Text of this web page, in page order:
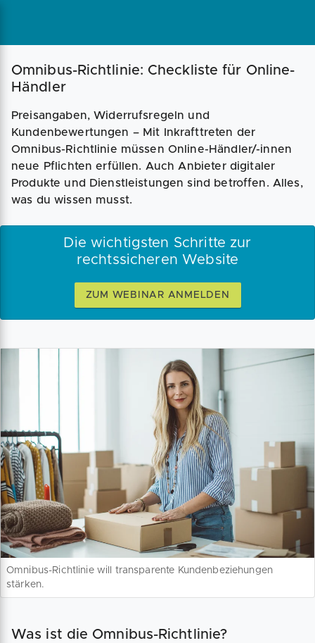
Omnibus-Richtlinie: Checkliste für Online-
Händler
Preisangaben, Widerrufsregeln und
Kundenbewertungen – Mit Inkrafttreten der
Omnibus-Richtlinie müssen Online-Händler/-innen
neue Pflichten erfüllen. Auch Anbieter digitaler
Produkte und Dienstleistungen sind betroffen. Alles,
was du wissen musst.
Die wichtigsten Schritte zur
rechtssicheren Website
ZUM WEBINAR ANMELDEN
Omnibus-Richtlinie will transparente Kundenbeziehungen
stärken.
Was ist die Omnibus-Richtlinie?